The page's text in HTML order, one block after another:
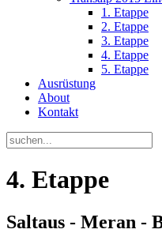
1. Etappe
2. Etappe
3. Etappe
4. Etappe
5. Etappe
Ausrüstung
About
Kontakt
4. Etappe
Saltaus - Meran -